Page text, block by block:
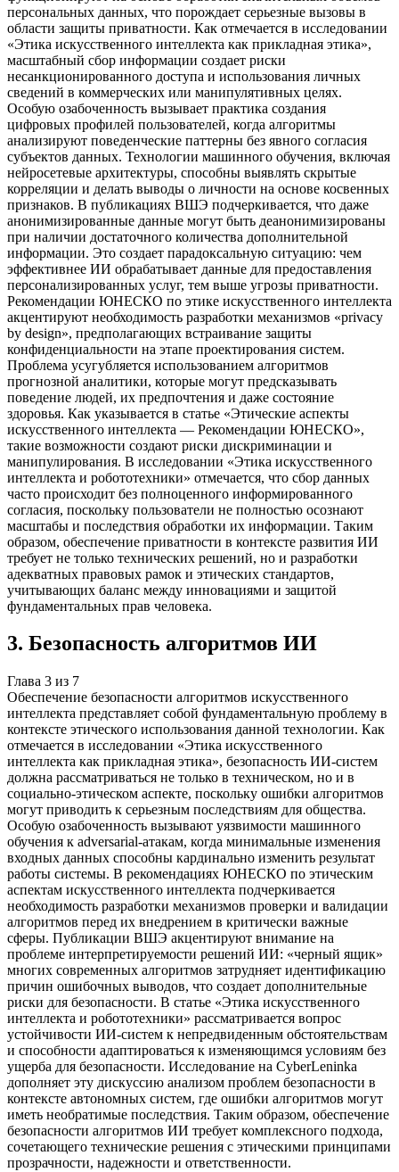
персональных данных, что порождает серьезные вызовы в
области защиты приватности. Как отмечается в исследовании
«Этика искусственного интеллекта как прикладная этика»,
масштабный сбор информации создает риски
несанкционированного доступа и использования личных
сведений в коммерческих или манипулятивных целях.
Особую озабоченность вызывает практика создания
цифровых профилей пользователей, когда алгоритмы
анализируют поведенческие паттерны без явного согласия
субъектов данных. Технологии машинного обучения, включая
нейросетевые архитектуры, способны выявлять скрытые
корреляции и делать выводы о личности на основе косвенных
признаков. В публикациях ВШЭ подчеркивается, что даже
анонимизированные данные могут быть деанонимизированы
при наличии достаточного количества дополнительной
информации. Это создает парадоксальную ситуацию: чем
эффективнее ИИ обрабатывает данные для предоставления
персонализированных услуг, тем выше угрозы приватности.
Рекомендации ЮНЕСКО по этике искусственного интеллекта
акцентируют необходимость разработки механизмов «privacy
by design», предполагающих встраивание защиты
конфиденциальности на этапе проектирования систем.
Проблема усугубляется использованием алгоритмов
прогнозной аналитики, которые могут предсказывать
поведение людей, их предпочтения и даже состояние
здоровья. Как указывается в статье «Этические аспекты
искусственного интеллекта — Рекомендации ЮНЕСКО»,
такие возможности создают риски дискриминации и
манипулирования. В исследовании «Этика искусственного
интеллекта и робототехники» отмечается, что сбор данных
часто происходит без полноценного информированного
согласия, поскольку пользователи не полностью осознают
масштабы и последствия обработки их информации. Таким
образом, обеспечение приватности в контексте развития ИИ
требует не только технических решений, но и разработки
адекватных правовых рамок и этических стандартов,
учитывающих баланс между инновациями и защитой
фундаментальных прав человека.
3. Безопасность алгоритмов ИИ
Глава 3 из 7
Обеспечение безопасности алгоритмов искусственного
интеллекта представляет собой фундаментальную проблему в
контексте этического использования данной технологии. Как
отмечается в исследовании «Этика искусственного
интеллекта как прикладная этика», безопасность ИИ-систем
должна рассматриваться не только в техническом, но и в
социально-этическом аспекте, поскольку ошибки алгоритмов
могут приводить к серьезным последствиям для общества.
Особую озабоченность вызывают уязвимости машинного
обучения к adversarial-атакам, когда минимальные изменения
входных данных способны кардинально изменить результат
работы системы. В рекомендациях ЮНЕСКО по этическим
аспектам искусственного интеллекта подчеркивается
необходимость разработки механизмов проверки и валидации
алгоритмов перед их внедрением в критически важные
сферы. Публикации ВШЭ акцентируют внимание на
проблеме интерпретируемости решений ИИ: «черный ящик»
многих современных алгоритмов затрудняет идентификацию
причин ошибочных выводов, что создает дополнительные
риски для безопасности. В статье «Этика искусственного
интеллекта и робототехники» рассматривается вопрос
устойчивости ИИ-систем к непредвиденным обстоятельствам
и способности адаптироваться к изменяющимся условиям без
ущерба для безопасности. Исследование на CyberLeninka
дополняет эту дискуссию анализом проблем безопасности в
контексте автономных систем, где ошибки алгоритмов могут
иметь необратимые последствия. Таким образом, обеспечение
безопасности алгоритмов ИИ требует комплексного подхода,
сочетающего технические решения с этическими принципами
прозрачности, надежности и ответственности.